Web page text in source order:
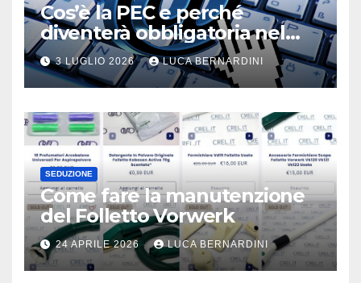
Cos’è la PEC e perché
diventerà obbligatoria nel
2026?
3 LUGLIO 2026 LUCA BERNARDINI
SEDUZIONE
Come fare la manutenzione
del Folletto Vorwerk
24 APRILE 2026 LUCA BERNARDINI